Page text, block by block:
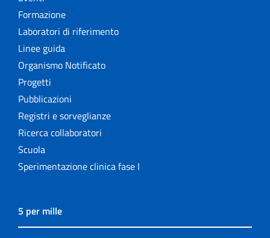
Formazione
Laboratori di riferimento
Linee guida
Organismo Notificato
Progetti
Pubblicazioni
Registri e sorveglianze
Ricerca collaboratori
Scuola
Sperimentazione clinica fase I
5 per mille